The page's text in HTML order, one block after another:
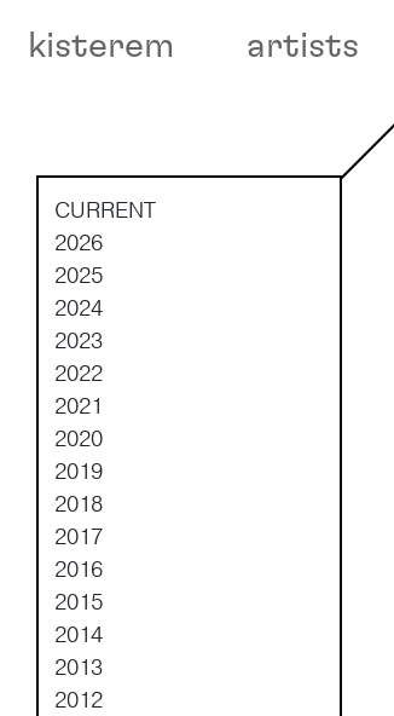
Main Navigation
kisterem artists
CURRENT
2026
2025
2024
2023
2022
2021
2020
2019
2018
2017
2016
2015
2014
2013
2012